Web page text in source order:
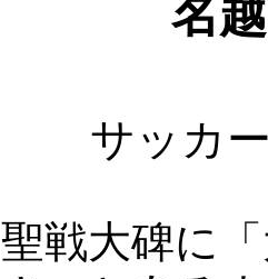
名
サッカ
聖戦大碑に